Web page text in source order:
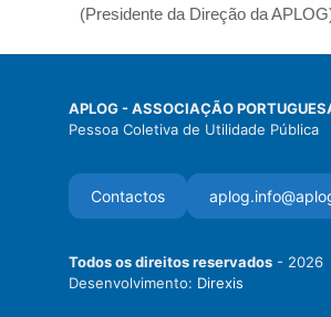
(Presidente da Direção da
APLOG - ASSOCIAÇÃO
Pessoa Coletiva de Utilidade Pública
Contactos
Todos os direitos reservados - 2026
Desenvolvimento: Direxis